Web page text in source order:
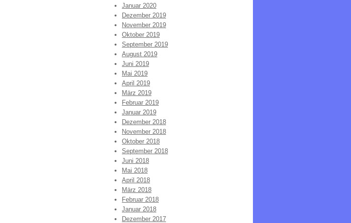
Januar 2020
Dezember 2019
November 2019
Oktober 2019
September 2019
August 2019
Juni 2019
Mai 2019
April 2019
März 2019
Februar 2019
Januar 2019
Dezember 2018
November 2018
Oktober 2018
September 2018
Juni 2018
Mai 2018
April 2018
März 2018
Februar 2018
Januar 2018
Dezember 2017